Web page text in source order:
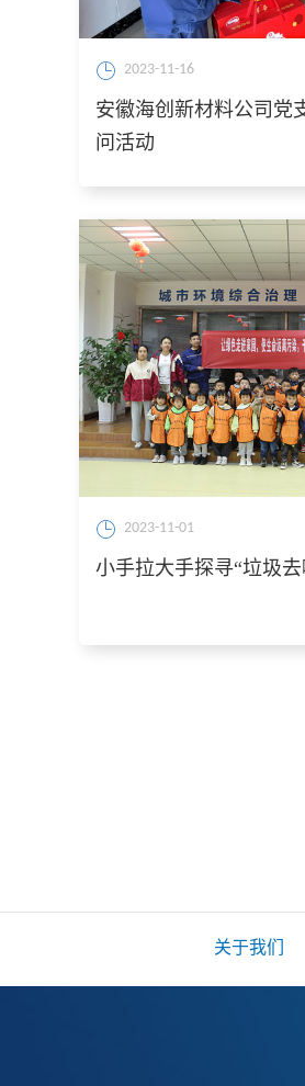
2023-11-16
安徽海创新材料公司党
问活动 ​ ​
2023-11-01
小手拉大手探寻“垃圾去
关于我们